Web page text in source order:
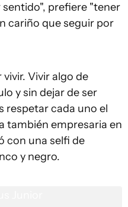
prefiere "tener
cariño que seguir por
Vivir algo de
y sin dejar de ser
respetar cada uno el
también empresaria en
con una selfi de
y negro.